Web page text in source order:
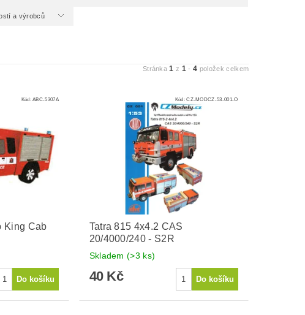
a výrobců
Stránka1 z 1 -4 položek celkem
Kód:ABC-5307A
King Cab
Kód:CZ-MODCZ-53-001-O
Tatra 815 4x4.2 CAS
20/4000/240 - S2R
Skladem(>3 ks)
40 Kč